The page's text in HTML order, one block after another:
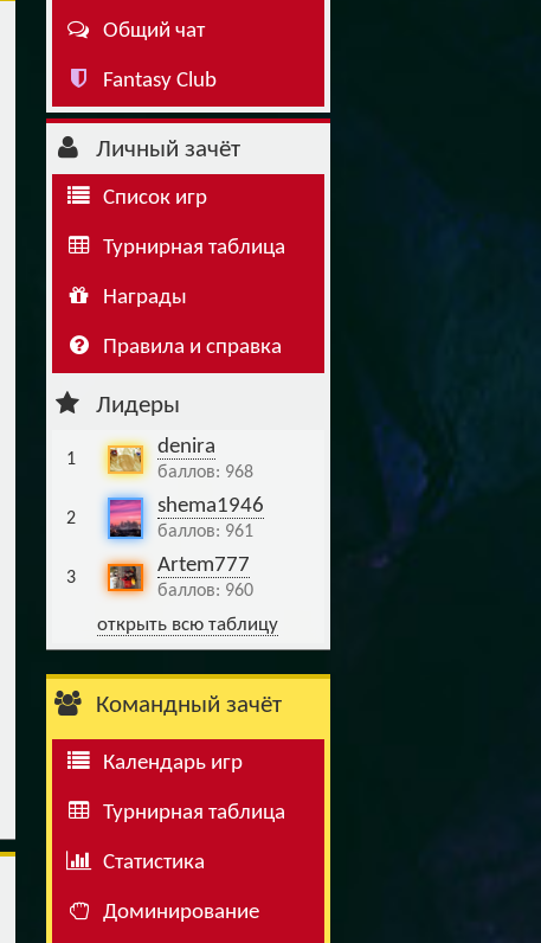
Футбол — ЛЧ
Хоккей — КХЛ
Буч: блог болельщика
Hound: блог болельщика
Ragnar: блог болельщика
Общий чат
Fantasy Club
Личный зачёт
Список игр
Турнирная таблица
Награды
Правила и справка
Лидеры
1
denira
баллов: 968
2
shema1946
баллов: 961
3
Artem777
баллов: 960
открыть всю таблицу
Командный зачёт
Календарь игр
Турнирная таблица
Статистика
Доминирование